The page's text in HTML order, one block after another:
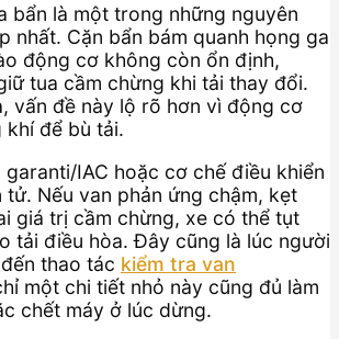
bẩn là một trong những nguyên
nhất. Cặn bẩn bám quanh họng ga
động cơ không còn ổn định,
tua cầm chừng khi tải thay đổi.
vấn đề này lộ rõ hơn vì động cơ
khí để bù tải.
IAC hoặc cơ chế điều khiển
tử. Nếu van phản ứng chậm, kẹt
giá trị cầm chừng, xe có thể tụt
tải điều hòa. Đây cũng là lúc người
thao tác kiểm tra van
một chi tiết nhỏ này cũng đủ làm
chết máy ở lúc dừng.